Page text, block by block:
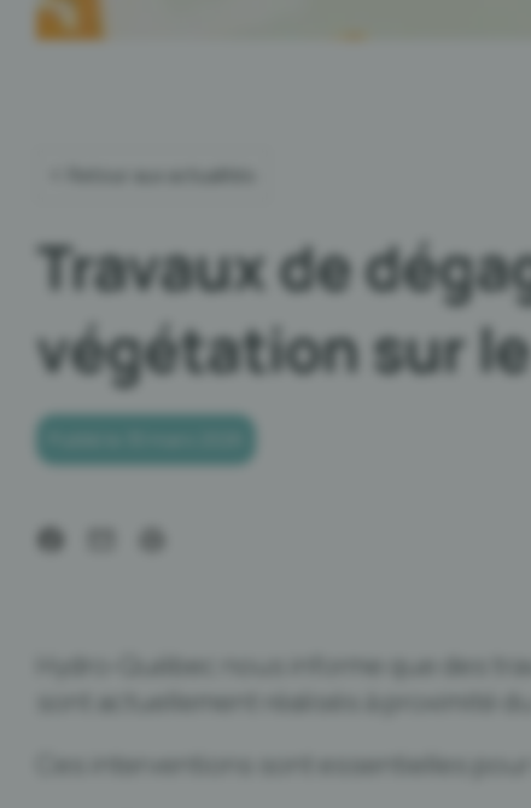
Travaux de
végétation sur
Hydro-Québec nous informe que des
Ces interventions sont essentielles